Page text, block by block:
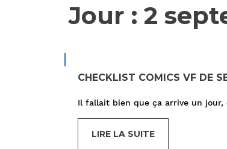
Jour : 2
CHECKLIST COMICS VF DE
Il fallait bien que ça arrive un
LIRE LA SUITE